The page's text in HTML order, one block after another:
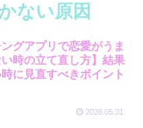
ない原因
ングアプリで恋愛がうま
い時の立て直し方】結果
に見直すべきポイント
2026.05.31